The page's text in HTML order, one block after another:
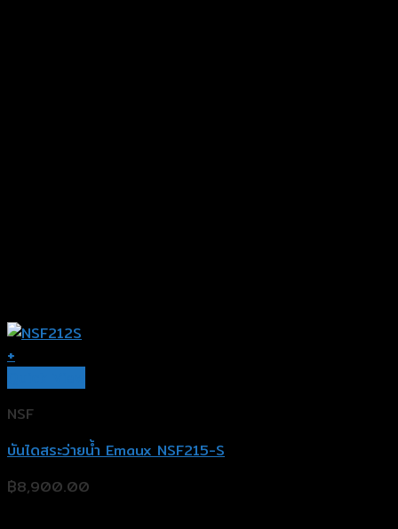
+
NSF
บันไดสระว่ายน้ำ Emaux NSF215-S
฿8,900.00